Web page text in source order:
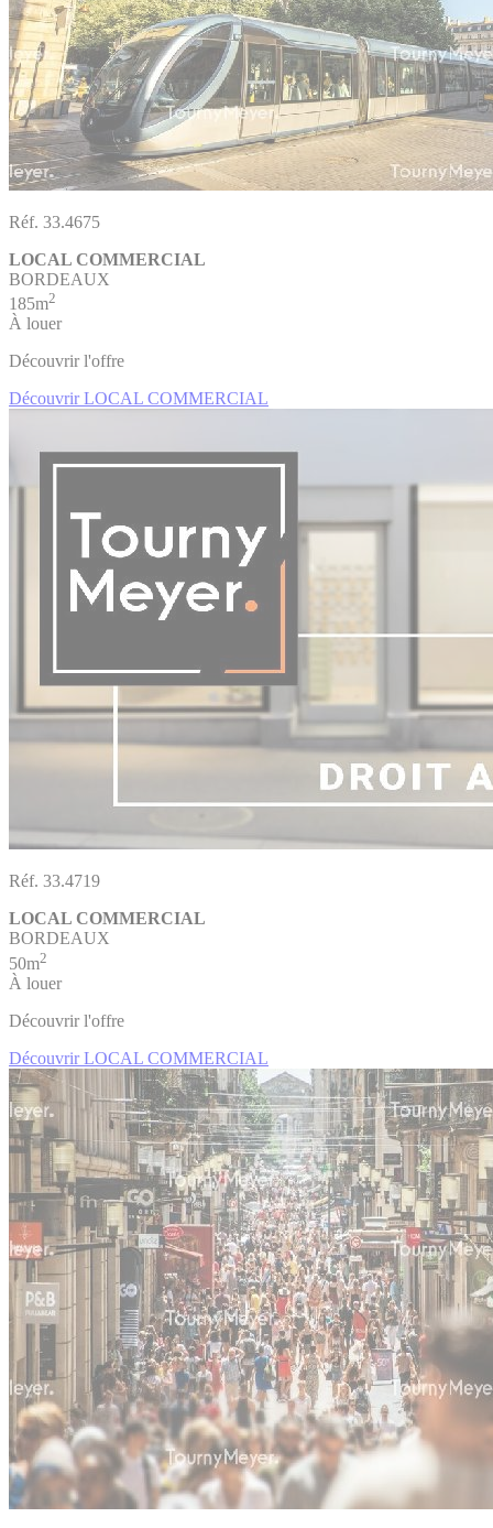
Réf. 33.4675
LOCAL COMMERCIAL
BORDEAUX
185m2
À louer
Découvrir l'offre
Découvrir LOCAL COMMERCIAL
Réf. 33.4719
LOCAL COMMERCIAL
BORDEAUX
50m2
À louer
Découvrir l'offre
Découvrir LOCAL COMMERCIAL